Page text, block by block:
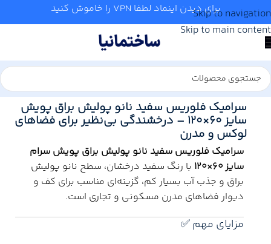
Skip to navigation
Skip to main content
برای دیدن اینماد لطفا VPN را خاموش کنید
کاشی و سرامیک
سرامیک فلوریس سفید نانو پولیش براق پویش
سایز ۶۰×۱۲۰ – درخشندگی بی‌نظیر برای فضاهای
لوکس و مدرن
سرامیک فلوریس سفید نانو پولیش براق پویش سرام
سایز ۶۰×۱۲۰
با رنگ سفید درخشان، سطح نانو پولیش
براق و جذب آب بسیار کم، گزینه‌ای مناسب برای کف و
دیوار فضاهای مدرن مسکونی و تجاری است.
مزایای مهم ✅